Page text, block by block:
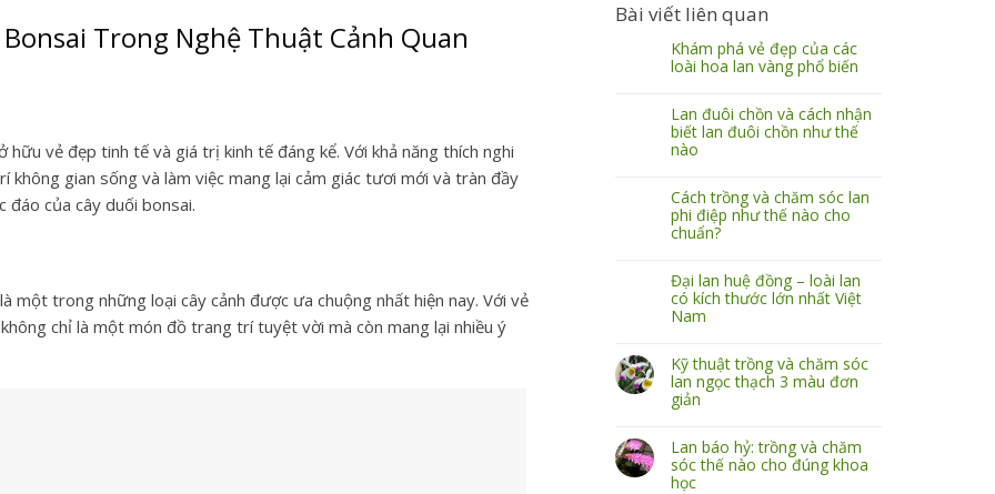
Trong Nghệ Thuật Cảnh Quan
vẻ đẹp tinh tế và giá trị kinh tế đáng kể. Với khả năng thích nghi
gian sống và làm việc mang lại cảm giác tươi mới và tràn đầy
đáo của cây duối bonsai.
một trong những loại cây cảnh được ưa chuộng nhất hiện nay. Với vẻ
chỉ là một món đồ trang trí tuyệt vời mà còn mang lại nhiều ý
Bài viết liên quan
Khám phá vẻ đẹp của các
loài hoa lan vàng phổ biến
Lan đuôi chồn và cách nhận
biết lan đuôi chồn như thế
nào
Cách trồng và chăm sóc lan
phi điệp như thế nào cho
chuẩn?
Đại lan huệ đồng – loài lan
có kích thước lớn nhất Việt
Nam
Kỹ thuật trồng và chăm sóc
lan ngọc thạch 3 màu đơn
giản
Lan báo hỷ: trồng và chăm
sóc thế nào cho đúng khoa
học